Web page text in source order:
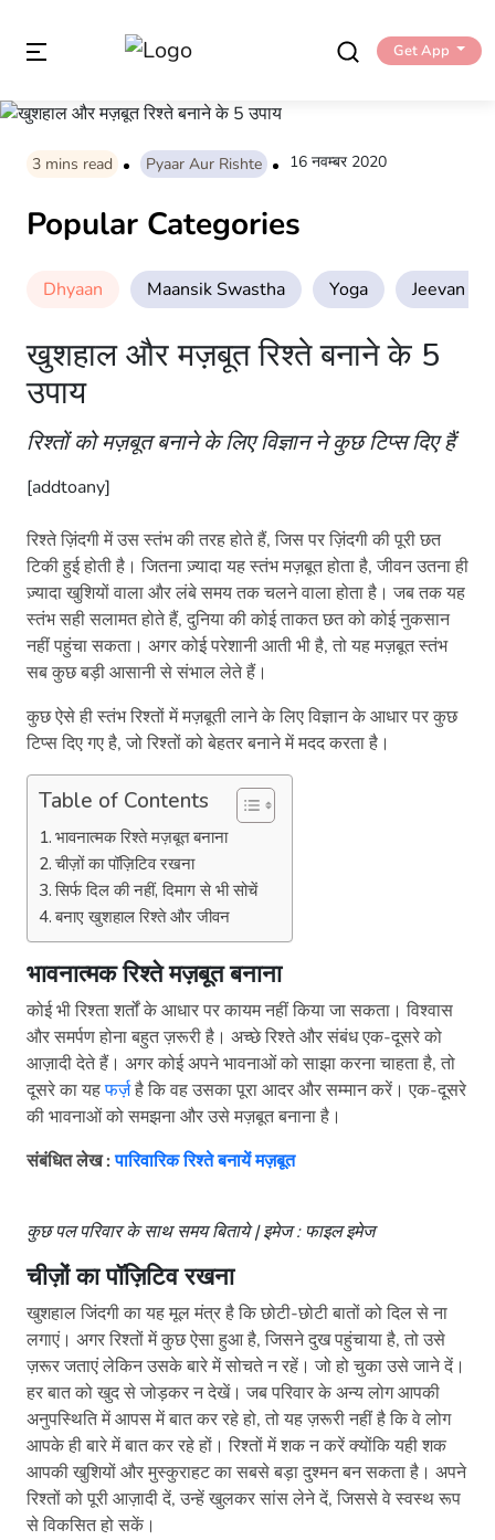
Get App
3 mins read Pyaar Aur Rishte 16 नवम्बर 2020
Popular Categories
Dhyaan Maansik Swastha Yoga Jeevan
खुशहाल और मज़बूत रिश्ते बनाने के 5
उपाय
रिश्तों को मज़बूत बनाने के लिए विज्ञान ने कुछ टिप्स दिए हैं
[addtoany]
रिश्ते ज़िंदगी में उस स्तंभ की तरह होते हैं, जिस पर ज़िंदगी की पूरी छत
टिकी हुई होती है। जितना ज़्यादा यह स्तंभ मज़बूत होता है, जीवन उतना ही
ज़्यादा खुशियों वाला और लंबे समय तक चलने वाला होता है। जब तक यह
स्तंभ सही सलामत होते हैं, दुनिया की कोई ताकत छत को कोई नुकसान
नहीं पहुंचा सकता। अगर कोई परेशानी आती भी है, तो यह मज़बूत स्तंभ
सब कुछ बड़ी आसानी से संभाल लेते हैं।
कुछ ऐसे ही स्तंभ रिश्तों में मज़बूती लाने के लिए विज्ञान के आधार पर कुछ
टिप्स दिए गए है, जो रिश्तों को बेहतर बनाने में मदद करता है।
Table of Contents
भावनात्मक रिश्ते मज़बूत बनाना
चीज़ों का पॉज़िटिव रखना
सिर्फ दिल की नहीं, दिमाग से भी सोचें
बनाए खुशहाल रिश्ते और जीवन
भावनात्मक रिश्ते मज़बूत बनाना
कोई भी रिश्ता शर्तों के आधार पर कायम नहीं किया जा सकता। विश्वास
और समर्पण होना बहुत ज़रूरी है। अच्छे रिश्ते और संबंध एक-दूसरे को
आज़ादी देते हैं। अगर कोई अपने भावनाओं को साझा करना चाहता है, तो
दूसरे का यहफर्ज़है कि वह उसका पूरा आदर और सम्मान करें। एक-दूसरे
की भावनाओं को समझना और उसे मज़बूत बनाना है।
संबंधित लेख :पारिवारिक रिश्ते बनायें मज़बूत
कुछ पल परिवार के साथ समय बिताये | इमेज : फाइल इमेज
चीज़ों का पॉज़िटिव रखना
खुशहाल जिंदगी का यह मूल मंत्र है कि छोटी-छोटी बातों को दिल से ना
लगाएं। अगर रिश्तों में कुछ ऐसा हुआ है, जिसने दुख पहुंचाया है, तो उसे
ज़रूर जताएं लेकिन उसके बारे में सोचते न रहें। जो हो चुका उसे जाने दें।
हर बात को खुद से जोड़कर न देखें। जब परिवार के अन्य लोग आपकी
अनुपस्थिति में आपस में बात कर रहे हो, तो यह ज़रूरी नहीं है कि वे लोग
आपके ही बारे में बात कर रहे हों। रिश्तों में शक न करें क्योंकि यही शक
आपकी खुशियों और मुस्कुराहट का सबसे बड़ा दुश्मन बन सकता है। अपने
रिश्तों को पूरी आज़ादी दें, उन्हें खुलकर सांस लेने दें, जिससे वे स्वस्थ रूप
से विकसित हो सकें।